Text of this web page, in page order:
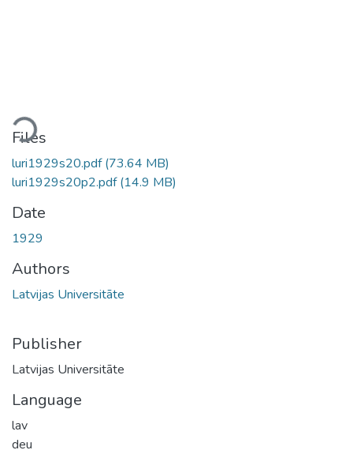
Files
luri1929s20.pdf(73.64 MB)
luri1929s20p2.pdf(14.9 MB)
Date
1929
Authors
Latvijas Universitāte
Publisher
Latvijas Universitāte
Language
lav
deu